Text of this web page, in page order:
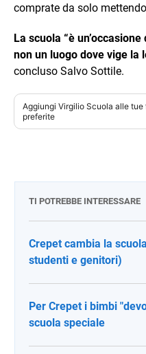
comprate da solo
La scuola “è
non un luogo dove vige la
concluso Salvo Sottile.
Aggiungi Virgilio Scuola alle tue
preferite
TI POTREBBE INTERESSARE
Crepet cambia la
studenti e genitori)
Per Crepet i bimbi
scuola speciale